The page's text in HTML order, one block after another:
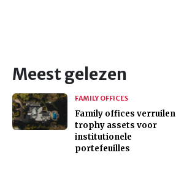
Meest gelezen
FAMILY OFFICES
Family offices verruilen
trophy assets voor
institutionele
portefeuilles